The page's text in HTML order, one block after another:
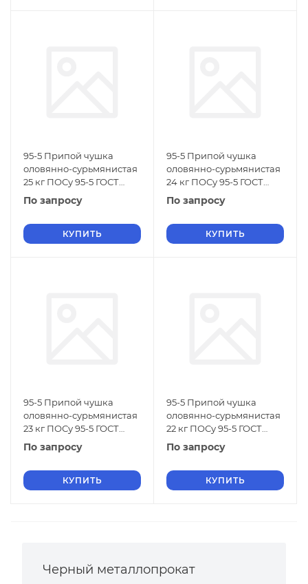
95-5 Припой чушка
оловянно-сурьмянистая
25 кг ПОСу 95-5 ГОСТ
21931-76
По запросу
КУПИТЬ
95-5 Припой чушка
оловянно-сурьмянистая
24 кг ПОСу 95-5 ГОСТ
21931-76
По запросу
КУПИТЬ
95-5 Припой чушка
оловянно-сурьмянистая
23 кг ПОСу 95-5 ГОСТ
21931-76
По запросу
КУПИТЬ
95-5 Припой чушка
оловянно-сурьмянистая
22 кг ПОСу 95-5 ГОСТ
21931-76
По запросу
КУПИТЬ
Черный металлопрокат